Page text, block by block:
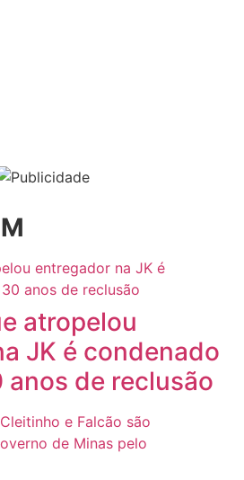
atropelou
JK é condenado
anos de reclusão